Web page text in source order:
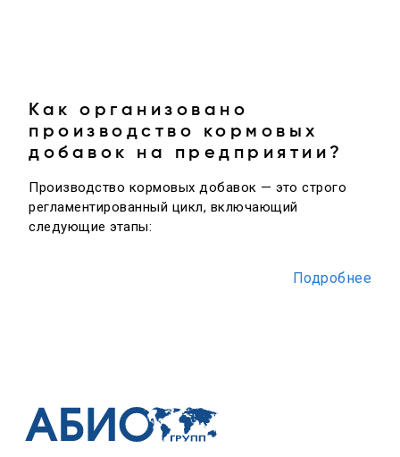
Как организовано
производство кормовых
добавок на предприятии?
Производство кормовых добавок — это строго
регламентированный цикл, включающий
следующие этапы:
Подробнее